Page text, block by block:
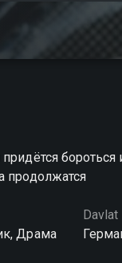
продолжатся
Драма
Davlat